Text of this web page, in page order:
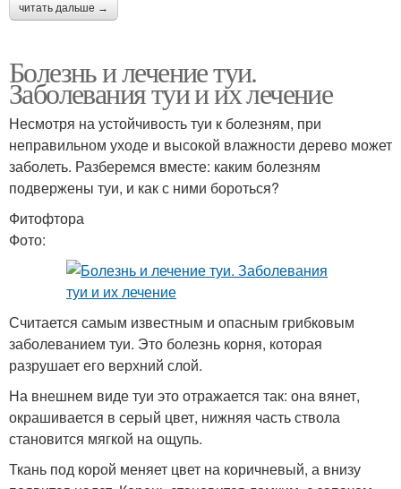
читать дальше →
Болезнь и лечение туи.
Заболевания туи и их лечение
Несмотря на устойчивость туи к болезням, при
неправильном уходе и высокой влажности дерево может
заболеть. Разберемся вместе: каким болезням
подвержены туи, и как с ними бороться?
Фитофтора
Фото:
Считается самым известным и опасным грибковым
заболеванием туи. Это болезнь корня, которая
разрушает его верхний слой.
На внешнем виде туи это отражается так: она вянет,
окрашивается в серый цвет, нижняя часть ствола
становится мягкой на ощупь.
Ткань под корой меняет цвет на коричневый, а внизу